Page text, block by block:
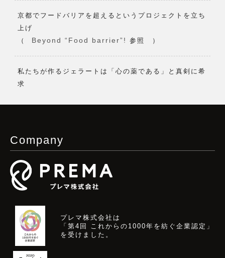
京都でフードバリアを超えるというプロジェクトを立ち
上げ
（
Beyond “Food barrier”! 参照 ）
私たちが作るジェラートは「心の薬である」と真剣に希
求
Company
プレマ株式会社は
「第4回 これからの1000年を紡ぐ企業認定」
を受けました。